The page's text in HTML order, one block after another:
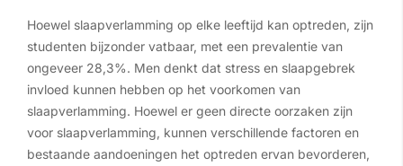
Hoewel slaapverlamming op elke leeftijd kan optreden, zijn
studenten bijzonder vatbaar, met een prevalentie van
ongeveer 28,3%. Men denkt dat stress en slaapgebrek
invloed kunnen hebben op het voorkomen van
slaapverlamming. Hoewel er geen directe oorzaken zijn
voor slaapverlamming, kunnen verschillende factoren en
bestaande aandoeningen het optreden ervan bevorderen,